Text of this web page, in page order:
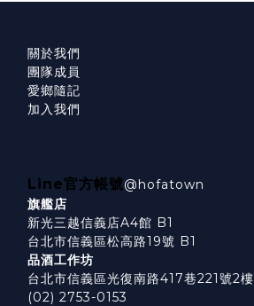
關於我們
團隊成員
愛鄉隨記
加入我們
Line官方帳號@hofatown
旗艦店
新光三越信義店A4館 B1
台北市信義區松高路19號 B1
品酒工作坊
台北市信義區光復南路417巷221號2樓
(02) 2753-0153